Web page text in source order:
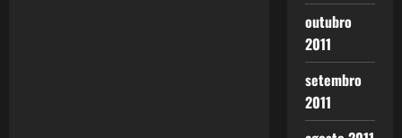
outubro
2011
setembro
2011